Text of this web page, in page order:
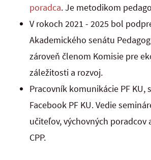
poradca. Je metodikom
V rokoch 2021 - 2025 bol
Akademického senátu
zároveň členom Komisie pre
záležitosti a rozvoj.
Pracovník komunikácie PF KU,
Facebook PF KU. Vedie
učiteľov, výchovných poradcov
CPP.